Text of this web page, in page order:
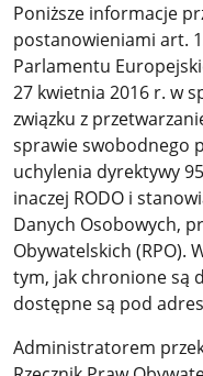
Poniższe informacje
postanowieniami art.
Parlamentu
27 kwietnia 2016 r. w
związku z
sprawie swobodnego
uchylenia dyrektywy
inaczej RODO i
Danych Osobowych,
Obywatelskich (RPO).
tym, jak chronione są
dostępne są pod
Administratorem